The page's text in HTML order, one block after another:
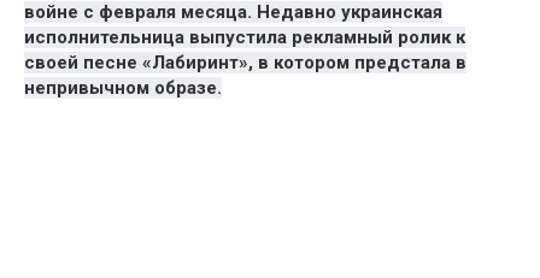
войне с февраля месяца. Недавно украинская
исполнительница выпустила рекламный ролик к
своей песне «Лабиринт», в котором предстала в
непривычном образе.